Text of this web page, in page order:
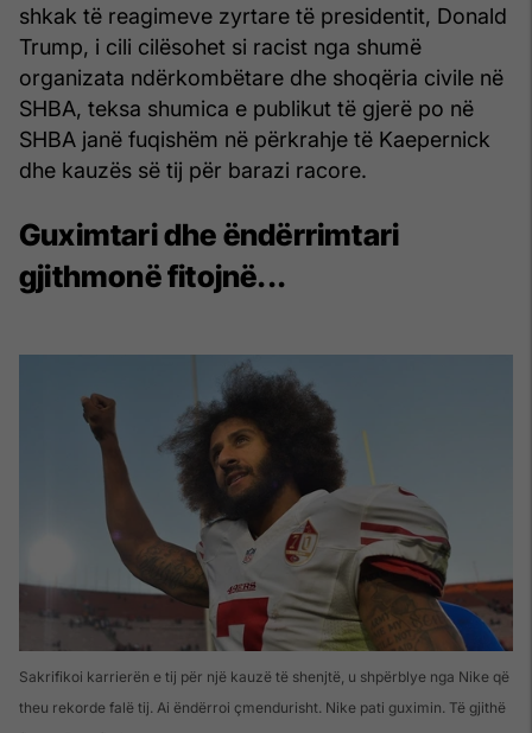
shkak të reagimeve zyrtare të presidentit, Donald
Trump, i cili cilësohet si racist nga shumë
organizata ndërkombëtare dhe shoqëria civile në
SHBA, teksa shumica e publikut të gjerë po në
SHBA janë fuqishëm në përkrahje të Kaepernick
dhe kauzës së tij për barazi racore.
Guximtari dhe ëndërrimtari
gjithmonë fitojnë...
Sakrifikoi karrierën e tij për një kauzë të shenjtë, u shpërblye nga Nike që
theu rekorde falë tij. Ai ëndërroi çmendurisht. Nike pati guximin. Të gjithë